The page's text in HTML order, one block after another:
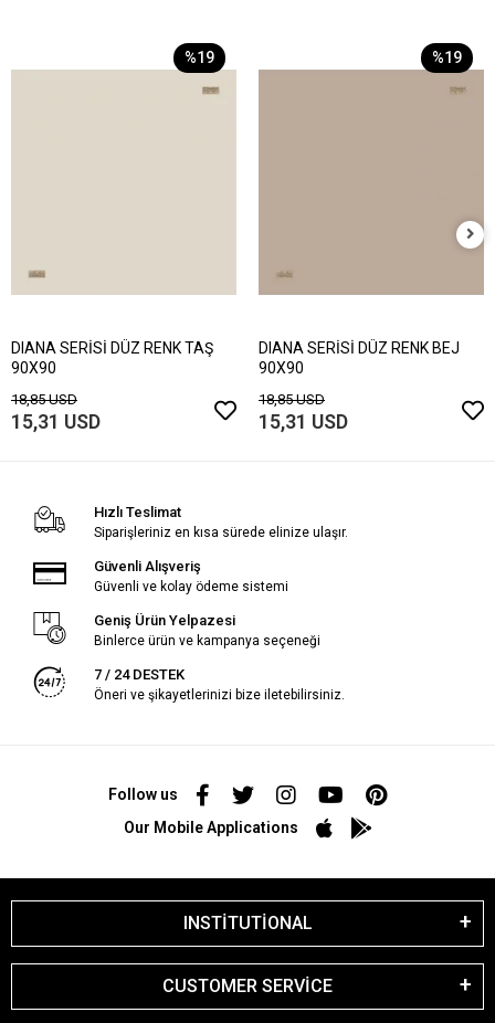
%19
DIANA SERİSİ DÜZ RENK TAŞ
90X90
18,85 USD
15,31 USD
%19
DIANA SERİSİ DÜZ RENK BEJ
90X90
18,85 USD
15,31 USD
Hızlı Teslimat
Siparişleriniz en kısa sürede elinize ulaşır.
Güvenli Alışveriş
Güvenli ve kolay ödeme sistemi
Geniş Ürün Yelpazesi
Binlerce ürün ve kampanya seçeneği
7 / 24 DESTEK
Öneri ve şikayetlerinizi bize iletebilirsiniz.
Follow us
Our Mobile Applications
INSTİTUTİONAL
CUSTOMER SERVİCE